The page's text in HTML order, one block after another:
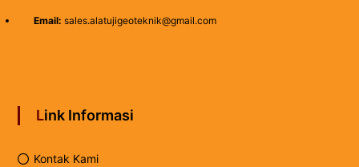
Email: sales.alatujigeoteknik@gmail.com
Link Informasi
Kontak Kami